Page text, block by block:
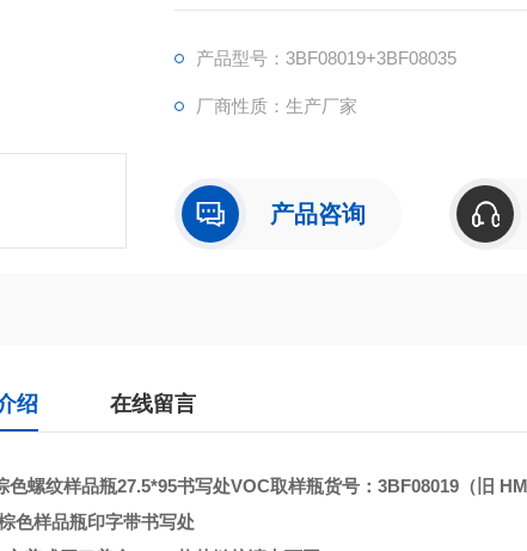
产品特点：24*27.5*95MM
产品型号：3BF08019+3BF08035
厂商性质：生产厂家
产品咨询
绍 在线留言
色螺纹样品瓶27.5*95书写处VOC取样瓶货号：3BF08019（旧
色样品瓶印字带书写处